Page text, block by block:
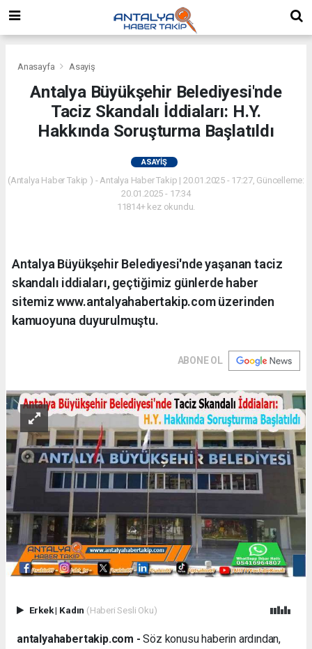
Anasayfa Asayiş
Antalya Büyükşehir Belediyesi'nde
Taciz Skandalı İddiaları: H.Y.
Hakkında Soruşturma Başlatıldı
ASAYIŞ
(Antalya Haber Takip ) - Antalya Haber Takip | 20.01.2025 - 17:27, Güncelleme:
20.01.2025 - 17:34
11814+ kez okundu.
Antalya Büyükşehir Belediyesi'nde yaşanan taciz
skandalı iddiaları, geçtiğimiz günlerde haber
sitemiz www.antalyahabertakip.com üzerinden
kamuoyuna duyurulmuştu.
ABONE OL
Erkek| Kadın (Haberi Sesli Oku)
antalyahabertakip.com - Söz konusu haberin ardından,